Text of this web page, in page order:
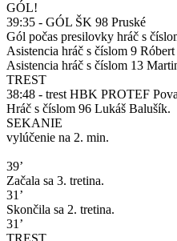
GÓL!
39:35 - GÓL ŠK 98 Pruské
Gól počas presilovky hráč s
Asistencia hráč s číslom 9
Asistencia hráč s číslom 13
TREST
38:48 - trest HBK PROTEF
Hráč s číslom 96 Lukáš Balušík.
SEKANIE
vylúčenie na 2. min.
39’
Začala sa 3. tretina.
31’
Skončila sa 2. tretina.
31’
TREST